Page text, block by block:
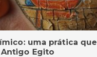
uma prática que
Egito